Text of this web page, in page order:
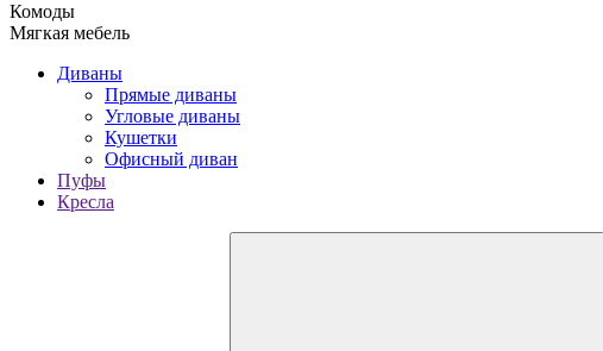
Комоды
Мягкая мебель
Диваны
Прямые диваны
Угловые диваны
Кушетки
Офисный диван
Пуфы
Кресла